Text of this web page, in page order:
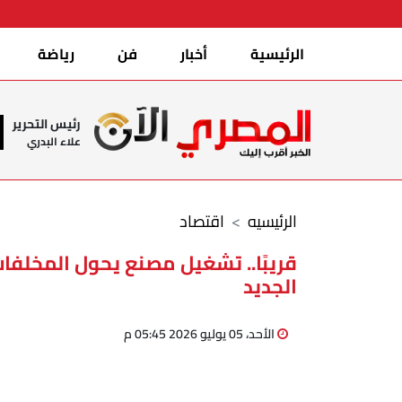
الرئيسية أخبار فن رياضة
رئيس التحرير
علاء البدري
اقتصاد الرئيسيه
قريبًا.. تشغيل مصنع يحول
الجديد
الأحد، 05 يوليو 2026 05:45 م